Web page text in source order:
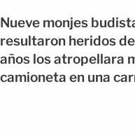
Nueve monjes
resultaron heridos
años los atropellara
camioneta en una